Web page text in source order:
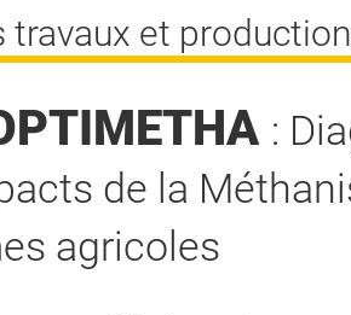
travaux et
:
de la
agricoles